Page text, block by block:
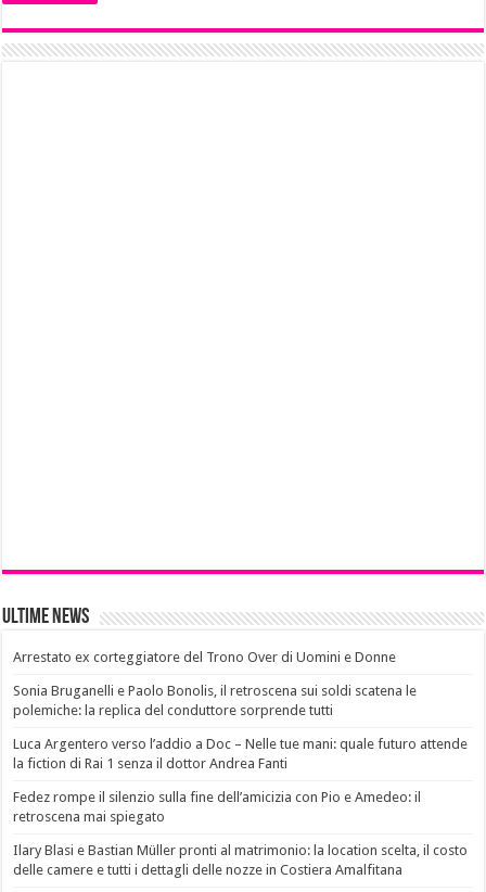
Ultime News
Arrestato ex corteggiatore del Trono Over di Uomini e Donne
Sonia Bruganelli e Paolo Bonolis, il retroscena sui soldi scatena le
polemiche: la replica del conduttore sorprende tutti
Luca Argentero verso l’addio a Doc – Nelle tue mani: quale futuro attende
la fiction di Rai 1 senza il dottor Andrea Fanti
Fedez rompe il silenzio sulla fine dell’amicizia con Pio e Amedeo: il
retroscena mai spiegato
Ilary Blasi e Bastian Müller pronti al matrimonio: la location scelta, il costo
delle camere e tutti i dettagli delle nozze in Costiera Amalfitana